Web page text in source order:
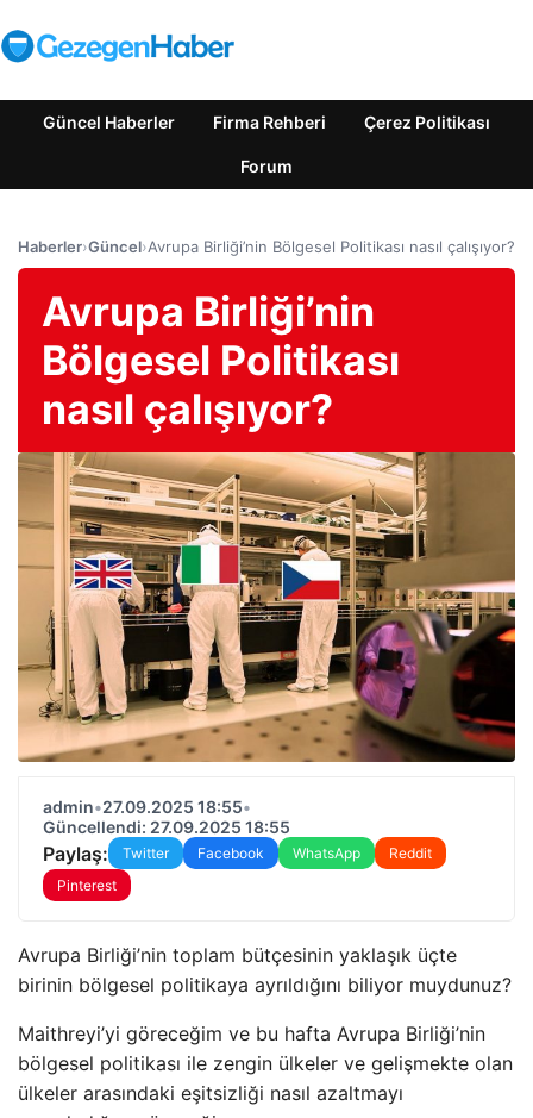
Güncel Haberler Firma Rehberi Çerez Politikası
Forum
Haberler›Güncel›Avrupa Birliği’nin Bölgesel Politikası nasıl çalışıyor?
Avrupa Birliği’nin
Bölgesel Politikası
nasıl çalışıyor?
admin•27.09.2025 18:55•
Güncellendi: 27.09.2025 18:55
Paylaş: Twitter Facebook WhatsApp
Reddit
Pinterest
Avrupa Birliği’nin toplam bütçesinin yaklaşık üçte
birinin bölgesel politikaya ayrıldığını biliyor muydunuz?
Maithreyi’yi göreceğim ve bu hafta Avrupa Birliği’nin
bölgesel politikası ile zengin ülkeler ve gelişmekte olan
ülkeler arasındaki eşitsizliği nasıl azaltmayı